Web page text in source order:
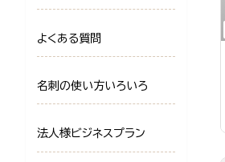
よくある質問
名刺の使い方いろいろ
法人様ビジネスプラン